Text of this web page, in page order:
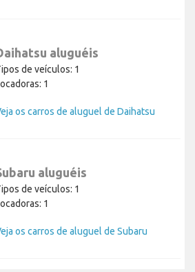
aluguéis
de veículos: 1
1
os carros de aluguel de Daihatsu
aluguéis
de veículos: 1
1
os carros de aluguel de Subaru